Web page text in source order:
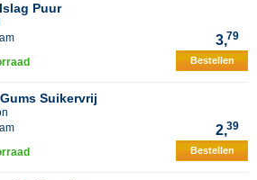
Puur
3,79
Bestellen
Suikervrij
2,39
Bestellen